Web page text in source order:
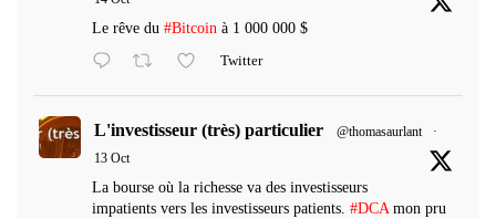
Le rêve du #Bitcoin à 1 000 000 $
Twitter
L'investisseur (très) particulier @thomasaurlant
·
13 Oct
La bourse où la richesse va des investisseurs
impatients vers les investisseurs patients. #DCA mon pru